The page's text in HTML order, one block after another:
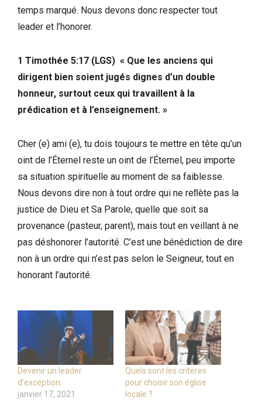
temps marqué. Nous devons donc respecter tout
leader et l’honorer.
1 Timothée 5:17 (LGS) « Que les anciens qui
dirigent bien soient jugés dignes d’un double
honneur, surtout ceux qui travaillent à la
prédication et à l’enseignement. »
Cher (e) ami (e), tu dois toujours te mettre en tête qu’un
oint de l’Éternel reste un oint de l’Éternel, peu importe
sa situation spirituelle au moment de sa faiblesse.
Nous devons dire non à tout ordre qui ne reﬂète pas la
justice de Dieu et Sa Parole, quelle que soit sa
provenance (pasteur, parent), mais tout en veillant à ne
pas déshonorer l’autorité. C’est une bénédiction de dire
non à un ordre qui n’est pas selon le Seigneur, tout en
honorant l’autorité.
Devenir un leader
d’exception.
janvier 17, 2021
Quels sont les critères
pour choisir son église
locale ?